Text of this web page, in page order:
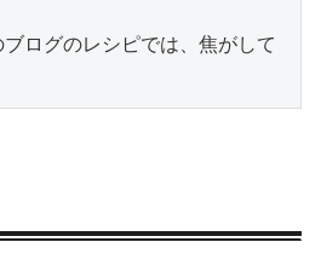
ログのレシピでは、焦がして